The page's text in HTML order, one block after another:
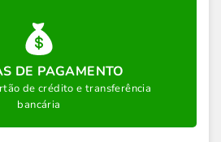
DE PAGAMENTO
de crédito e transferência
bancária